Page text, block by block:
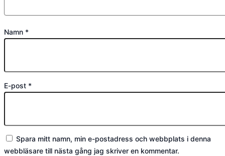
Namn *
E-post *
Spara mitt namn, min e-postadress och webbplats i denna
webbläsare till nästa gång jag skriver en kommentar.